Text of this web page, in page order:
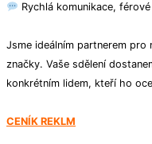
Rychlá komunikace,
Jsme ideálním partnerem
značky. Vaše sdělení
konkrétním lidem, kteří ho
CENÍK REKLM